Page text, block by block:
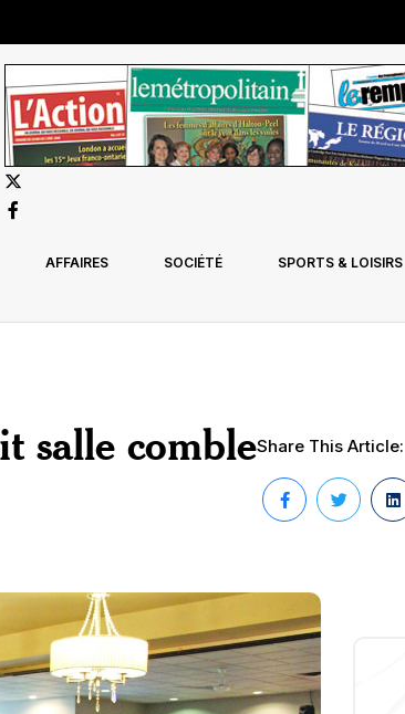
AFFAIRES SOCIÉTÉ SPORTS & LOISIRS
salle combleShare This Article: